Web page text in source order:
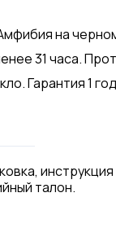
на
31 часа.
Гарантия 1
талон.